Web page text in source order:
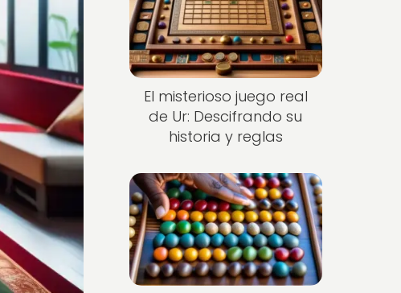
El misterioso juego real
de Ur: Descifrando su
historia y reglas